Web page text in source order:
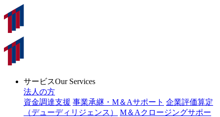
サービスOur Services
法人の方
資金調達支援 事業承継・M＆Aサポート 企業評価算定
（デューディリジェンス）
M＆Aクロージングサポー